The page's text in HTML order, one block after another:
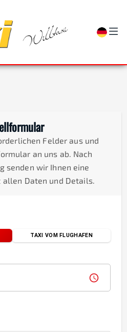
Felder aus und
an uns ab. Nach
senden wir Ihnen eine
allen Daten und Details.
TAXI VOM FLUGHAFEN